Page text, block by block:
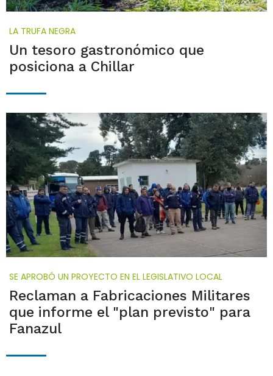
LA TRUFA NEGRA
Un tesoro gastronómico que
posiciona a Chillar
SE APROBÓ UN PROYECTO EN EL LEGISLATIVO LOCAL
Reclaman a Fabricaciones Militares
que informe el "plan previsto" para
Fanazul